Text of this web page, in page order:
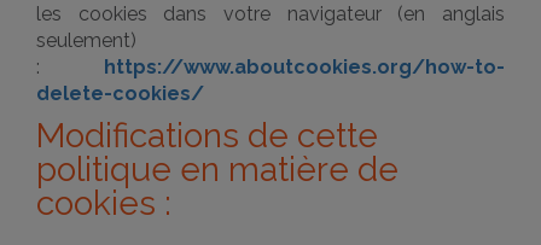
les cookies dans votre navigateur (en anglais
seulement)
: https://www.aboutcookies.org/how-to-
delete-cookies/
Modifications de cette
politique en matière de
cookies :